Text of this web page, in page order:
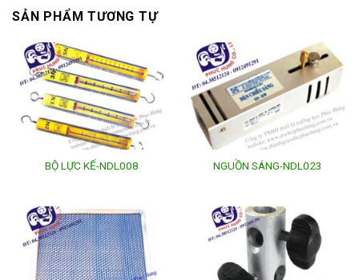
SẢN PHẨM TƯƠNG TỰ
BỘ LỰC KẾ-NDL008 NGUỒN SÁNG-NDL023